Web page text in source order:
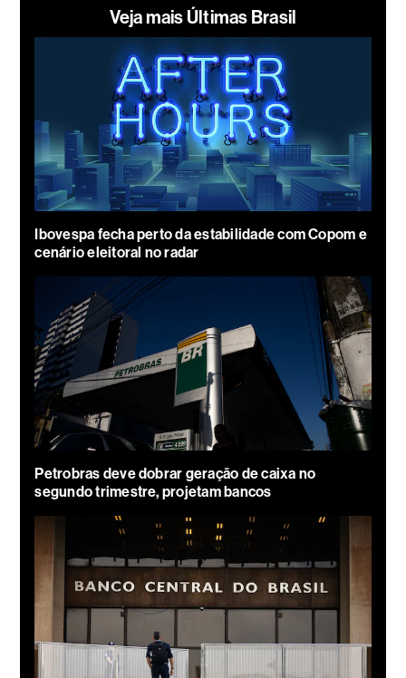
Veja mais Últimas Brasil
Ibovespa fecha perto da estabilidade com Copom e
cenário eleitoral no radar
Petrobras deve dobrar geração de caixa no
segundo trimestre, projetam bancos